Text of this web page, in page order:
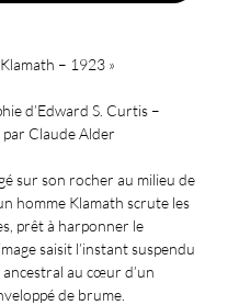
– 1923 »
d’Edward S. Curtis –
par Claude Alder
sur son rocher au milieu de
homme Klamath scrute les
prêt à harponner le
saisit l’instant suspendu
ancestral au cœur d’un
de brume.